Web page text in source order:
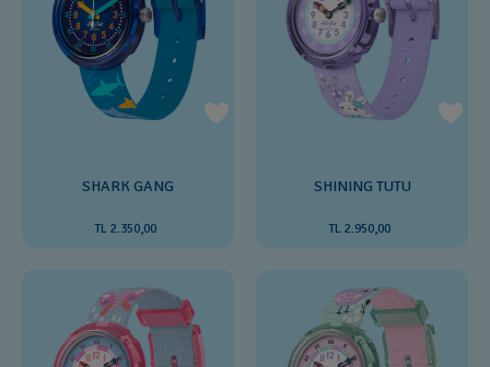
SHARK GANG
TL 2.350,00
SHINING TUTU
TL 2.950,00